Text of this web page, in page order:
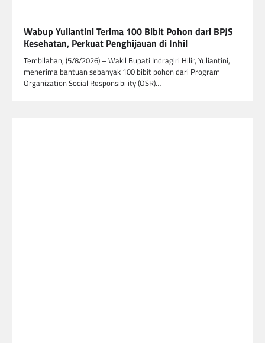
Wabup Yuliantini Terima 100 Bibit Pohon dari BPJS
Kesehatan, Perkuat Penghijauan di Inhil
Tembilahan, (5/8/2026) – Wakil Bupati Indragiri Hilir, Yuliantini,
menerima bantuan sebanyak 100 bibit pohon dari Program
Organization Social Responsibility (OSR)…